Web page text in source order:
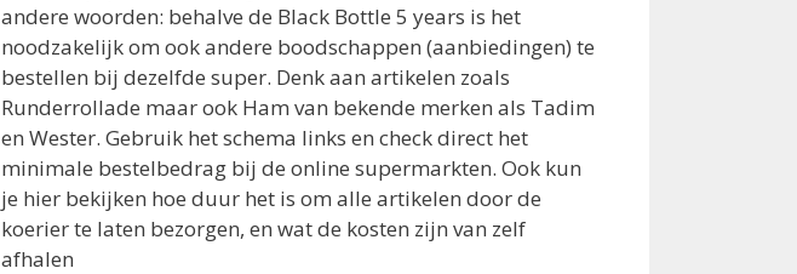
andere woorden: behalve de Black Bottle 5 years is het
noodzakelijk om ook andere boodschappen (aanbiedingen) te
bestellen bij dezelfde super. Denk aan artikelen zoals
Runderrollade maar ook Ham van bekende merken als Tadim
en Wester. Gebruik het schema links en check direct het
minimale bestelbedrag bij de online supermarkten. Ook kun
je hier bekijken hoe duur het is om alle artikelen door de
koerier te laten bezorgen, en wat de kosten zijn van zelf
afhalen